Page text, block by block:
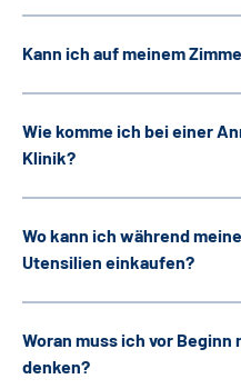
Kann ich auf meinem
Wie komme ich bei einer
Klinik?
Wo kann ich während
Utensilien einkaufen?
Woran muss ich vor Beginn
denken?